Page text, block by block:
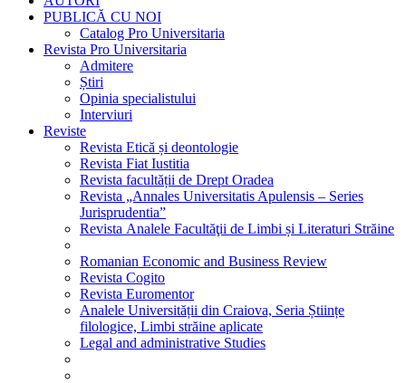
PUBLICĂ CU NOI
Catalog Pro Universitaria
Revista Pro Universitaria
Admitere
Știri
Opinia specialistului
Interviuri
Reviste
Revista Etică și deontologie
Revista Fiat Iustitia
Revista facultății de Drept Oradea
Revista „Annales Universitatis Apulensis – Series
Jurisprudentia”
Revista Analele Facultăţii de Limbi și Literaturi Străine
Romanian Economic and Business Review
Revista Cogito
Revista Euromentor
Analele Universității din Craiova, Seria Științe
filologice, Limbi străine aplicate
Legal and administrative Studies